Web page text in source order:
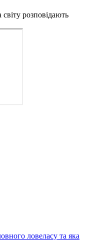
розповідають
ловеласу та яка